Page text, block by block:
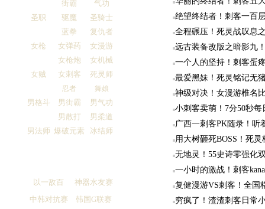
街霸
气功
圣职
驱魔
圣骑士
蓝拳
复仇者
女枪
女弹药
女漫游
女枪炮
女机械
女贼
女刺客 死灵师
忍者 舞娘
男格斗 男街霸
男气功
男散打
男柔道
男法师 爆破元素 冰结师
以一敌百
神器水友赛
中韩对抗赛
韩国G联赛
绝望终结者！刺客一百
全程碾压！死灵战叹息
远古装备改版之暗影九
一个人的坚持！刺客蛋
最爱黑妹！死灵铭记无
神级对决！女漫游椎名
小刺客卖萌！7分50秒
广西一刺客PK随录！听
用大树砸死BOSS！死
无地灵！55史诗零强化
一小时的激战！刺客
复健漫游VS刺客！全国
穷疯了！渣渣刺客日常